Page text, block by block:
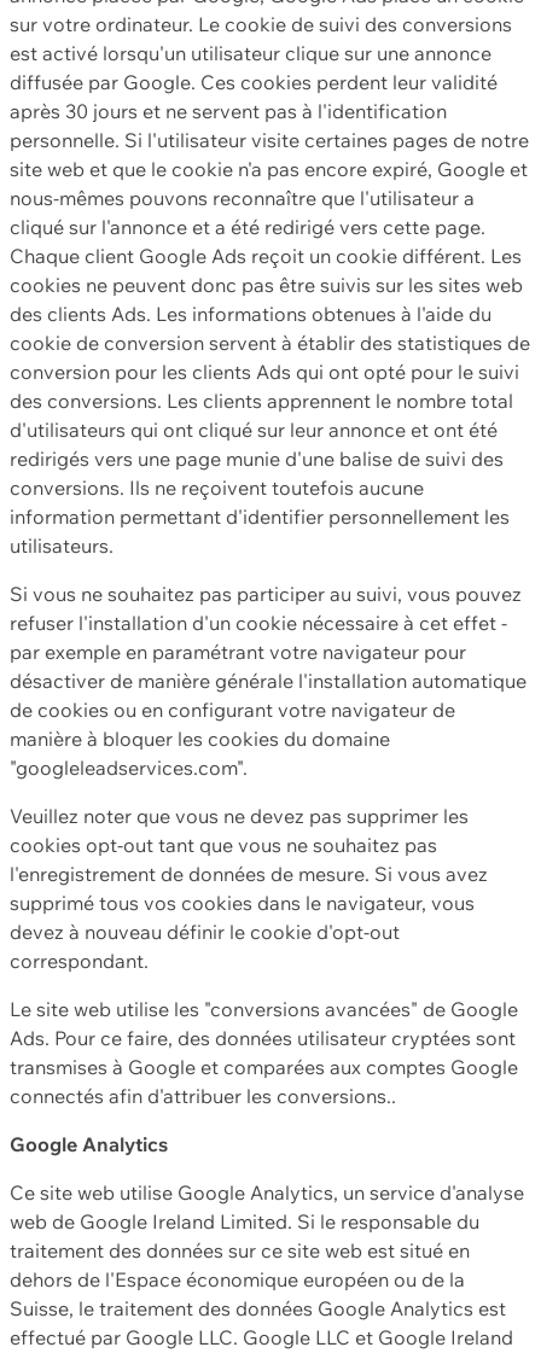
sur votre ordinateur. Le cookie de suivi des conversions
est activé lorsqu'un utilisateur clique sur une annonce
diffusée par Google. Ces cookies perdent leur validité
après 30 jours et ne servent pas à l'identification
personnelle. Si l'utilisateur visite certaines pages de notre
site web et que le cookie n'a pas encore expiré, Google et
nous-mêmes pouvons reconnaître que l'utilisateur a
cliqué sur l'annonce et a été redirigé vers cette page.
Chaque client Google Ads reçoit un cookie différent. Les
cookies ne peuvent donc pas être suivis sur les sites web
des clients Ads. Les informations obtenues à l'aide du
cookie de conversion servent à établir des statistiques de
conversion pour les clients Ads qui ont opté pour le suivi
des conversions. Les clients apprennent le nombre total
d'utilisateurs qui ont cliqué sur leur annonce et ont été
redirigés vers une page munie d'une balise de suivi des
conversions. Ils ne reçoivent toutefois aucune
information permettant d'identifier personnellement les
utilisateurs.
Si vous ne souhaitez pas participer au suivi, vous pouvez
refuser l'installation d'un cookie nécessaire à cet effet -
par exemple en paramétrant votre navigateur pour
désactiver de manière générale l'installation automatique
de cookies ou en configurant votre navigateur de
manière à bloquer les cookies du domaine
"googleleadservices.com".
Veuillez noter que vous ne devez pas supprimer les
cookies opt-out tant que vous ne souhaitez pas
l'enregistrement de données de mesure. Si vous avez
supprimé tous vos cookies dans le navigateur, vous
devez à nouveau définir le cookie d'opt-out
correspondant.
Le site web utilise les "conversions avancées" de Google
Ads. Pour ce faire, des données utilisateur cryptées sont
transmises à Google et comparées aux comptes Google
connectés afin d'attribuer les conversions..
Google Analytics
Ce site web utilise Google Analytics, un service d'analyse
web de Google Ireland Limited. Si le responsable du
traitement des données sur ce site web est situé en
dehors de l'Espace économique européen ou de la
Suisse, le traitement des données Google Analytics est
effectué par Google LLC. Google LLC et Google Ireland